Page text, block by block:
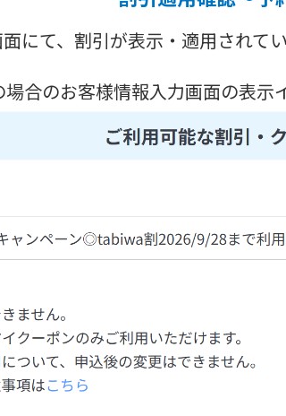
にて、割引が表示・適用されて
合のお客様情報入力画面の表示